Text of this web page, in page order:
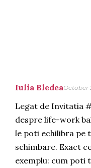
Iulia BledeaOctober
Legat de Invitatia
despre life-work
le poti echilibra pe
schimbare. Exact
exemplu: cum poti